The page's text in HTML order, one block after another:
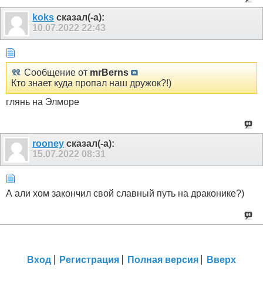
koks сказал(-а):
10.07.2022 22:43
Сообщение от mrBerns
Кто знает куда пропал наш дружок?!)
глянь на Элморе
rooney сказал(-а):
15.07.2022 08:31
А али хом закончил свой славный путь на драконике?)
Вход Регистрация Полная версия Вверх